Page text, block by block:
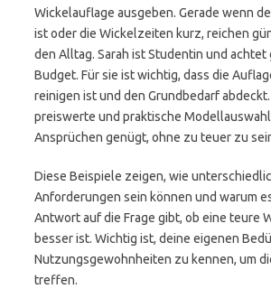
Wickelauflage ausgeben. Gerade wenn
ist oder die Wickelzeiten kurz, reichen
den Alltag. Sarah ist Studentin und achtet
Budget. Für sie ist wichtig, dass die
reinigen ist und den Grundbedarf
preiswerte und praktische
Ansprüchen genügt, ohne zu teuer zu
Diese Beispiele zeigen, wie
Anforderungen sein können und warum
Antwort auf die Frage gibt, ob eine teure
besser ist. Wichtig ist, deine eigenen
Nutzungsgewohnheiten zu kennen, um
treffen.